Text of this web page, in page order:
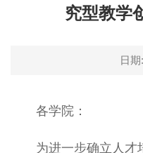
究型教学
日
各学院：
为进一步确立人才